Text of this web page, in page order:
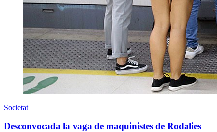
Societat
Desconvocada la vaga de maquinistes de Rodalies